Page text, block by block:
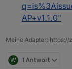
AP+v1.1.0"
Meine Adapter:
W 1 Antwort